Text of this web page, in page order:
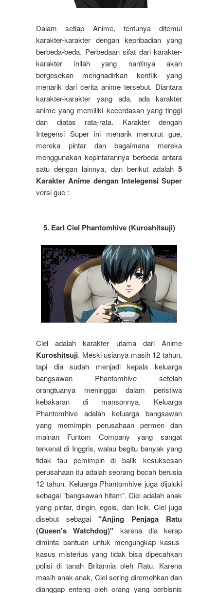
Dalam setiap Anime, tentunya ditemui
karakter-karakter dengan kepribadian yang
berbeda-beda. Perbedaan sifat dari karakter-
karakter inilah yang nantinya akan
bergesekan menghadirkan konflik yang
menarik dari cerita anime tersebut. Diantara
karakter-karakter yang ada, ada karakter
anime yang memiliki kecerdasan yang tinggi
dan diatas rata-rata. Karakter dengan
Integensi Super ini menarik menurut gue,
mereka pintar dan bagaimana mereka
menggunakan kepintarannya berbeda antara
satu dengan lainnya, dan berikut adalah 5
Karakter Anime dengan Intelegensi Super
versi gue :
5. Earl Ciel Phantomhive (Kuroshitsuji)
Ciel adalah karakter utama dari Anime
Kuroshitsuji. Meski usianya masih 12 tahun,
tapi dia sudah menjadi kepala keluarga
bangsawan Phantomhive setelah
orangtuanya meninggal dalam peristiwa
kebakaran di mansonnya. Keluarga
Phantomhive adalah keluarga bangsawan
yang memimpin perusahaan permen dan
mainan Funtom Company yang sangat
terkenal di Inggris, walau begitu banyak yang
tidak tau pemimpin di balik kesuksesan
perusahaan itu adalah seorang bocah berusia
12 tahun. Keluarga Phantomhive juga dijuluki
sebagai "bangsawan hitam". Ciel adalah anak
yang pintar, dingin, egois, dan licik. Ciel juga
disebut sebagai "Anjing Penjaga Ratu
(Queen's Watchdog)" karena dia kerap
diminta bantuan untuk mengungkap kasus-
kasus misterius yang tidak bisa dipecahkan
polisi di tanah Britannia oleh Ratu. Karena
masih anak-anak, Ciel sering diremehkan dan
dianggap enteng oleh orang yang berbisnis